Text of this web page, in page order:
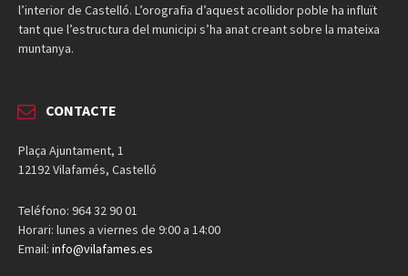
l’interior de Castelló. L’orografia d’aquest acollidor poble ha influït
tant que l’estructura del municipi s’ha anat creant sobre la mateixa
muntanya.
CONTACTE
Plaça Ajuntament, 1
12192 Vilafamés, Castelló
Teléfono: 964 32 90 01
Horari: lunes a viernes de 9:00 a 14:00
Email: info@vilafames.es